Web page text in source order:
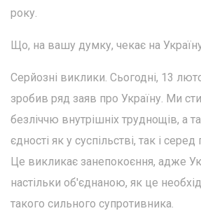
року.
Що, на вашу думку, чекає на
Серйозні виклики. Сьогодні, 13
зробив ряд заяв про Україну. Ми
безліччю внутрішніх труднощів, а
єдності як у суспільстві, так і серед
Це викликає занепокоєння, адже
настільки об'єднаною, як це
такого сильного супротивника.